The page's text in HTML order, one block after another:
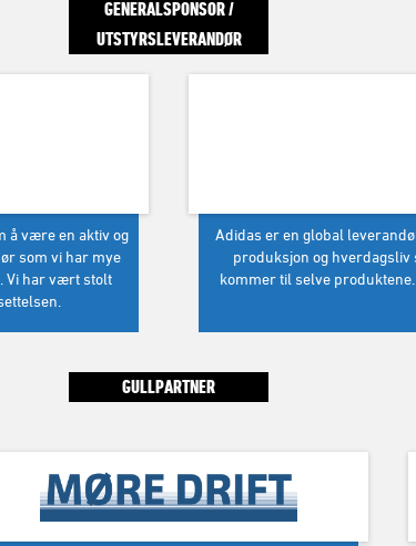
GENERALSPONSOR /
UTSTYRSLEVERANDØR
å være en aktiv og
som vi har mye
Vi har vært stolt
Adidas er en global
produksjon og hverdagsliv
kommer til selve
GULLPARTNER